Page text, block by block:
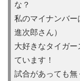
な？
私のマイナンバ
進次郎さん）
大好きなタイガ
ています！
試合があって も